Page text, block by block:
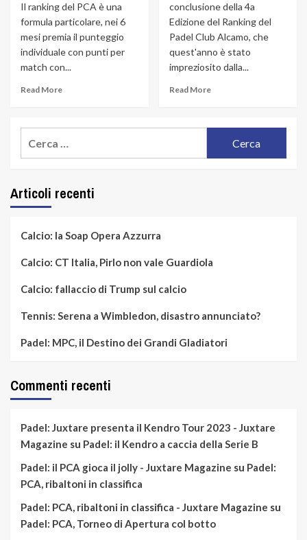
Il ranking del PCA è una
formula particolare, nei 6
mesi premia il punteggio
individuale con punti per
match con...
Read More
conclusione della 4a
Edizione del Ranking del
Padel Club Alcamo, che
quest'anno è stato
impreziosito dalla...
Read More
Articoli recenti
Calcio: la Soap Opera Azzurra
Calcio: CT Italia, Pirlo non vale Guardiola
Calcio: fallaccio di Trump sul calcio
Tennis: Serena a Wimbledon, disastro annunciato?
Padel: MPC, il Destino dei Grandi Gladiatori
Commenti recenti
Padel: Juxtare presenta il Kendro Tour 2023 - Juxtare
Magazine su Padel: il Kendro a caccia della Serie B
Padel: il PCA gioca il jolly - Juxtare Magazine su Padel:
PCA, ribaltoni in classifica
Padel: PCA, ribaltoni in classifica - Juxtare Magazine su
Padel: PCA, Torneo di Apertura col botto